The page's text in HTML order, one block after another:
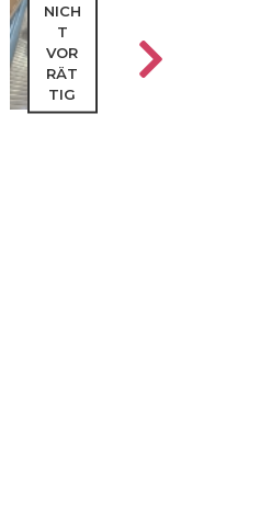
NICH
T
VOR
RÄT
TIG